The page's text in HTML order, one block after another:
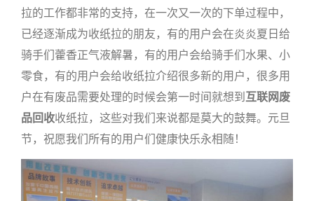
拉的工作都非常的支持，在一次又一次的下单过程中，
已经逐渐成为收纸拉的朋友，有的用户会在炎炎夏日给
骑手们藿香正气液解暑，有的用户会给骑手们水果、小
零食，有的用户会给收纸拉介绍很多新的用户，很多用
户在有废品需要处理的时候会第一时间就想到互联网废
品回收收纸拉，这些对我们来说都是莫大的鼓舞。元旦
节，祝愿我们所有的用户们健康快乐永相随！